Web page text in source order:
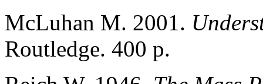
McLuhan M. 2001.
Routledge. 400 p.